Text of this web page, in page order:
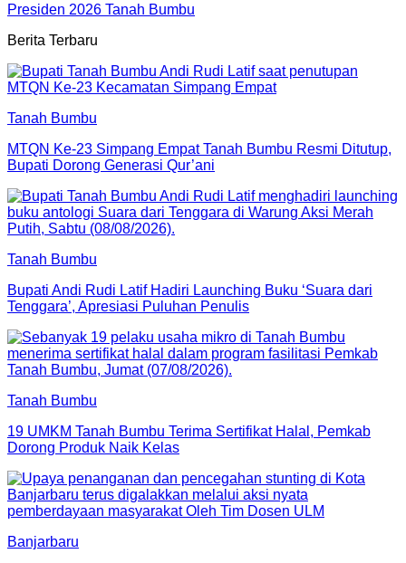
Presiden 2026 Tanah Bumbu
Berita Terbaru
Tanah Bumbu
MTQN Ke-23 Simpang Empat Tanah Bumbu Resmi Ditutup,
Bupati Dorong Generasi Qur’ani
Tanah Bumbu
Bupati Andi Rudi Latif Hadiri Launching Buku ‘Suara dari
Tenggara’, Apresiasi Puluhan Penulis
Tanah Bumbu
19 UMKM Tanah Bumbu Terima Sertifikat Halal, Pemkab
Dorong Produk Naik Kelas
Banjarbaru